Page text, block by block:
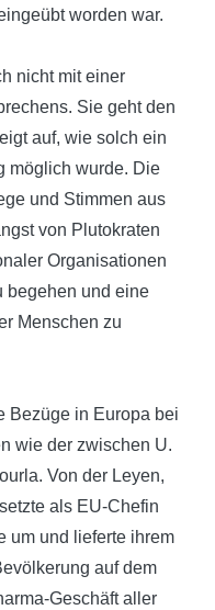
worden war.
nicht mit einer
Sie geht den
auf, wie solch ein
möglich wurde. Die
und Stimmen aus
von Plutokraten
Organisationen
begehen und eine
Menschen zu
Bezüge in Europa bei
wie der zwischen U.
Von der Leyen,
als EU-Chefin
um und lieferte ihrem
auf dem
Geschäft aller